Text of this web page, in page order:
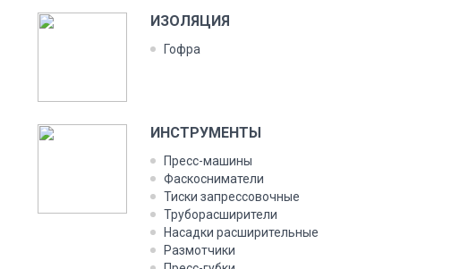
ИЗО­ЛЯЦИЯ
Гоф­ра
ИНС­ТРУ­МЕН­ТЫ
Пресс-ма­шины
Фас­косни­мате­ли
Тис­ки зап­рессо­воч­ные
Тру­борас­ши­рите­ли
На­сад­ки рас­ши­ритель­ные
Раз­мотчи­ки